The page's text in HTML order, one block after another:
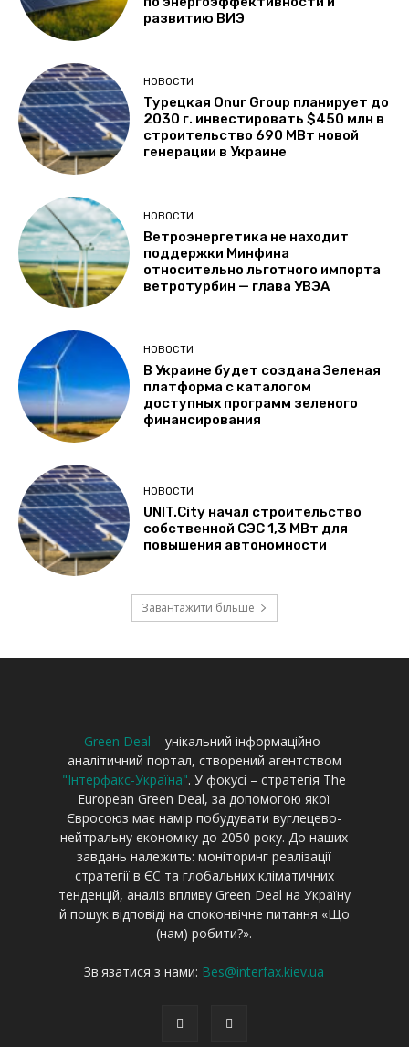
Green Deal – унікальний інформаційно-
аналітичний портал, створений агентством
"Інтерфакс-Україна". У фокусі – стратегія The
European Green Deal, за допомогою якої
Євросоюз має намір побудувати вуглецево-
нейтральну економіку до 2050 року. До наших
завдань належить: моніторинг реалізації
стратегії в ЄС та глобальних кліматичних
тенденцій, аналіз впливу Green Deal на Україну
й пошук відповіді на споконвічне питання «Що
(нам) робити?».
Зв'язатися з нами: Bes@interfax.kiev.ua